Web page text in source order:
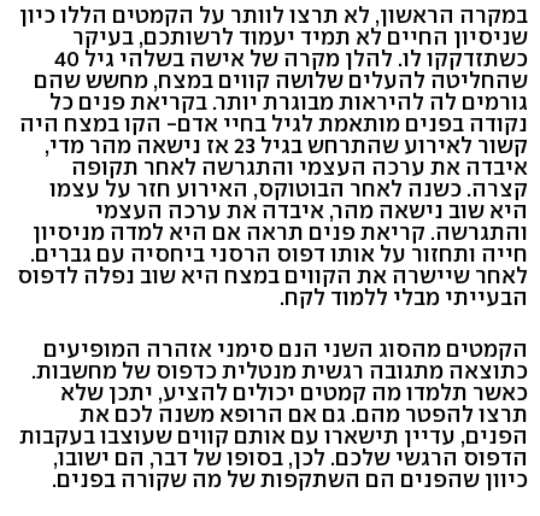
במקרה הראשון, לא תרצו לוותר על הקמטים הללו כיון
שניסיון החיים לא תמיד יעמוד לרשותכם, בעיקר
כשתזדקקו לו. להלן מקרה של אישה בשלהי גיל 40
שהחליטה להעלים שלושה קווים במצח, מחשש שהם
גורמים לה להיראות מבוגרת יותר. בקריאת פנים כל
נקודה בפנים מותאמת לגיל בחיי אדם- הקו במצח היה
קשור לאירוע שהתרחש בגיל 23 אז נישאה מהר מדי,
איבדה את ערכה העצמי והתגרשה לאחר תקופה
קצרה. כשנה לאחר הבוטוקס, האירוע חזר על עצמו
היא שוב נישאה מהר, איבדה את ערכה העצמי
והתגרשה. קריאת פנים תראה אם היא למדה מניסיון
חייה ותחזור על אותו דפוס הרסני ביחסיה עם גברים.
לאחר שיישרה את הקווים במצח היא שוב נפלה לדפוס
הבעייתי מבלי ללמוד לקח.
הקמטים מהסוג השני הנם סימני אזהרה המופיעים
כתוצאה מתגובה רגשית מנטלית כדפוס של מחשבות.
כאשר תלמדו מה קמטים יכולים להציע, יתכן שלא
תרצו להפטר מהם. גם אם הרופא משנה לכם את
הפנים, עדיין תישארו עם אותם קווים שעוצבו בעקבות
הדפוס הרגשי שלכם. לכן, בסופו של דבר, הם ישובו,
כיוון שהפנים הם השתקפות של מה שקורה בפנים.